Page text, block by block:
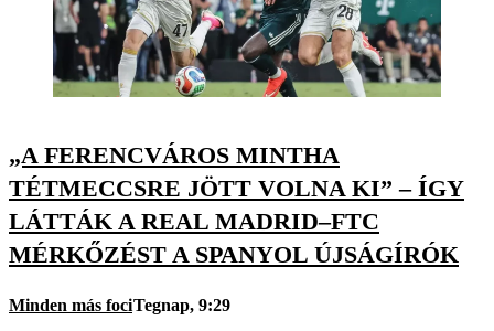
„A FERENCVÁROS MINTHA
TÉTMECCSRE JÖTT VOLNA KI” – ÍGY
LÁTTÁK A REAL MADRID–FTC
MÉRKŐZÉST A SPANYOL ÚJSÁGÍRÓK
Minden más fociTegnap, 9:29